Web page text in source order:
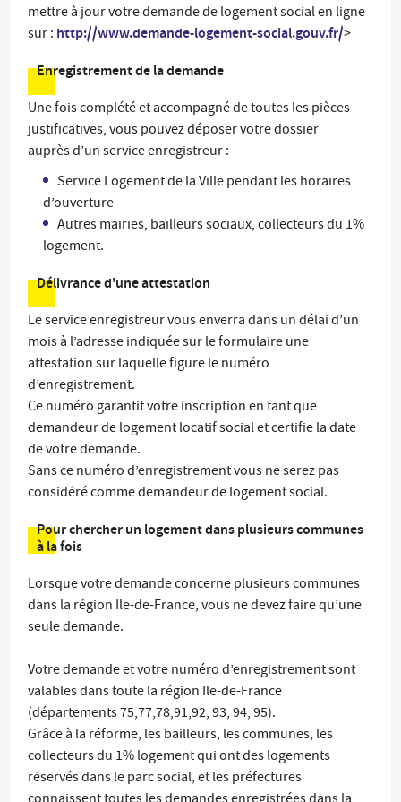
mettre à jour votre demande de logement social en ligne
sur : http://www.demande-logement-social.gouv.fr/>
Enregistrement de la demande
Une fois complété et accompagné de toutes les pièces
justificatives, vous pouvez déposer votre dossier
auprès d’un service enregistreur :
Service Logement de la Ville pendant les horaires
d’ouverture
Autres mairies, bailleurs sociaux, collecteurs du 1%
logement.
Délivrance d'une attestation
Le service enregistreur vous enverra dans un délai d’un
mois à l’adresse indiquée sur le formulaire une
attestation sur laquelle figure le numéro
d’enregistrement.
Ce numéro garantit votre inscription en tant que
demandeur de logement locatif social et certifie la date
de votre demande.
Sans ce numéro d’enregistrement vous ne serez pas
considéré comme demandeur de logement social.
Pour chercher un logement dans plusieurs communes
à la fois
Lorsque votre demande concerne plusieurs communes
dans la région Ile-de-France, vous ne devez faire qu’une
seule demande.
Votre demande et votre numéro d’enregistrement sont
valables dans toute la région Ile-de-France
(départements 75,77,78,91,92, 93, 94, 95).
Grâce à la réforme, les bailleurs, les communes, les
collecteurs du 1% logement qui ont des logements
réservés dans le parc social, et les préfectures
connaissent toutes les demandes enregistrées dans la